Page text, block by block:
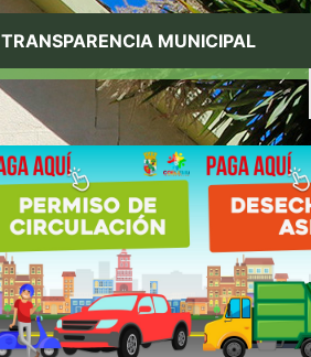
TRANSPARENCIA MUNICIPAL